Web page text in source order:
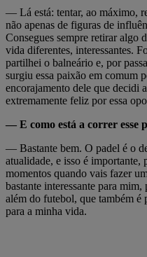
— Lá está: tentar, ao máximo,
não apenas de figuras de
Consegues sempre retirar algo
vida diferentes, interessantes.
partilhei o balneário e, por
surgiu essa paixão em comum
encorajamento dele que decidi
extremamente feliz por essa
— E como está a correr esse
— Bastante bem. O padel é o
atualidade, e isso é importante,
momentos quando vais fazer
bastante interessante para
além do futebol, que também é
para a minha vida.